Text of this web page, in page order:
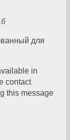
для
in
contact
this message